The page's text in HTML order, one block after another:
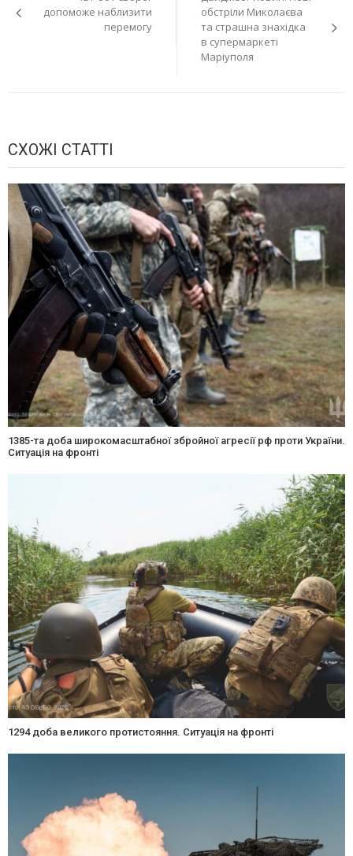
записів
допоможе наблизити
перемогу
обстріли Миколаєва
та страшна знахідка
в супермаркеті
Маріуполя
СХОЖІ СТАТТІ
1385-та доба широкомасштабної збройної агресії рф проти України.
Ситуація на фронті
1294 доба великого протистояння. Ситуація на фронті